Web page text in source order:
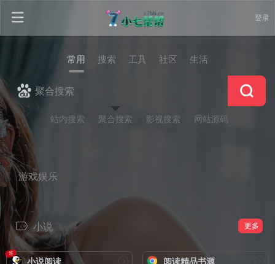
登录
常用 搜索 工具 社区 生活
站内搜索 聚合搜索 影视搜索 网站源码
游戏娱乐
小说 更多
荐
小说阅读 阅读精品书源